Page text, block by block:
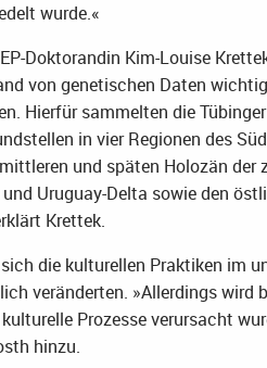
wurde.«
Doktorandin Kim-Louise
von genetischen Daten
Hierfür sammelten die
in vier Regionen des
und späten Holozän der
Uruguay-Delta sowie den
Krettek.
die kulturellen Praktiken im
veränderten. »Allerdings wird
Prozesse verursacht
hinzu.